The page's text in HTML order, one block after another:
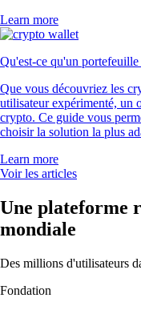
Learn more
Qu'est-ce qu'un
Que vous découvriez les
utilisateur expérimenté, un
crypto. Ce guide vous
choisir la solution la plus
Learn more
Voir les articles
Une plateforme
mondiale
Des millions d'utilisateurs
Fondation